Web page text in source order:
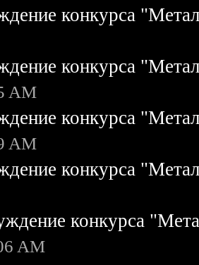
конкурса
конкурса
AM
конкурса
AM
конкурса
конкурса
AM